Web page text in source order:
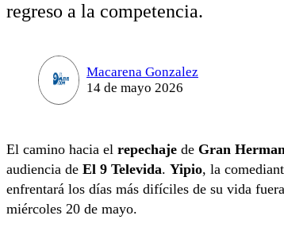
regreso a la competencia.
Macarena Gonzalez
14 de mayo 2026
El camino hacia el repechaje de Gran
audiencia de El 9 Televida. Yipio, la
enfrentará los días más difíciles de su vida
miércoles 20 de mayo.